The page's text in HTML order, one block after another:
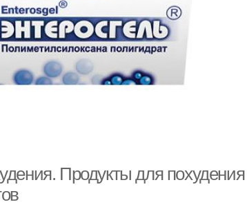
Продукты для